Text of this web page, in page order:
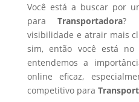
Você está a buscar por
paraTransportadora?
visibilidade e atrair mais
sim, então você está
entendemos a
online eficaz,
competitivo para